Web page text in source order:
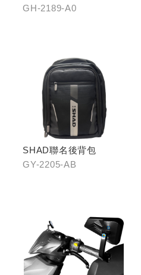
GH-2189-A0
SHAD聯名後背包
GY-2205-AB